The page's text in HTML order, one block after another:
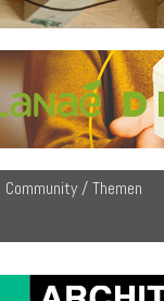
Community / Themen